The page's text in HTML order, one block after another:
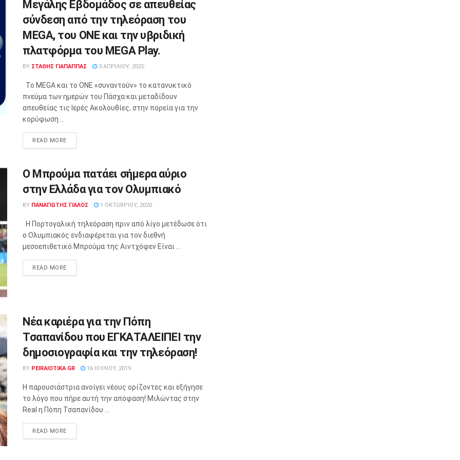
Μεγάλης Εβδομάδος σε απευθείας
σύνδεση από την τηλεόραση του
MEGA, του ONE και την υβριδική
πλατφόρμα του MEGA Play.
BY ΣΤΑΘΗΣ ΓΊΑΠΑΠΠΑΣ 3 ΑΠΡΙΛΊΟΥ, 2025
Το MEGA και το ONE «συναντούν» το κατανυκτικό
πνεύμα των ημερών του Πάσχα και μεταδίδουν
απευθείας τις Ιερές Ακολουθίες, στην πορεία για την
κορύφωση ...
READ MORE
O Mπρούμα πατάει σήμερα αύριο
στην Ελλάδα για τον Ολυμπιακό
BY ΠΑΝΑΓΙΩΤΗΣ ΓΙΑΛΟΣ 1 ΟΚΤΩΒΡΊΟΥ, 2020
Η Πορτογαλική τηλεόραση πριν από λίγο μετέδωσε ότι
ο Ολυμπιακός ενδιαφέρεται για τον διεθνή
μεσοεπιθετικό Μπρούμα της Aιντχόφεν Είναι ...
READ MORE
Νέα καριέρα για την Πόπη
Τσαπανίδου που ΕΓΚΑΤΑΛΕΙΠΕΙ την
δημοσιογραφία και την τηλεόραση!
BY PEIRAIOTIKA GR 16 ΙΟΥΛΊΟΥ, 2019
Η παρουσιάστρια ανοίγει νέους ορίζοντες και εξήγησε
το λόγο που πήρε αυτή την απόφαση! Μιλώντας στην
Real η Πόπη Τσαπανίδου ...
READ MORE